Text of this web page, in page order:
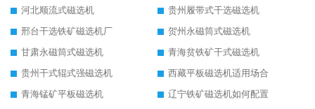
河北顺流式磁选机
贵州履带式干选磁选机
邢台干选铁矿磁选机厂
贺州永磁筒式磁选机
甘肃永磁筒式磁选机
青海贫铁矿干式磁选机
贵州干式辊式强磁选机
西藏平板磁选机适用场合
青海锰矿平板磁选机
辽宁铁矿磁选机如何配置